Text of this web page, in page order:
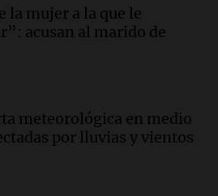
del país, según informe
tras el cierre de
provincia
la mujer a la que le
acusan al marido de
meteorológica en medio
por lluvias y vientos